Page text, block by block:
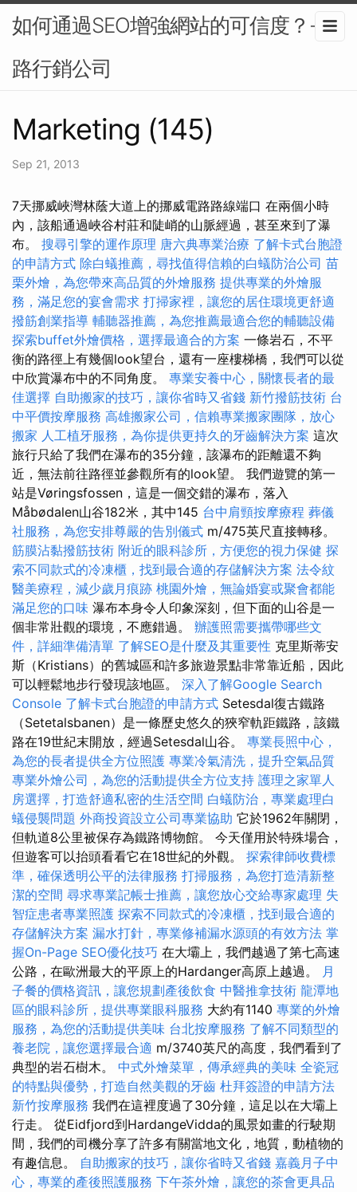
如何通過SEO增強網站的可信度？-網
路行銷公司
Marketing (145)
Sep 21, 2013
7天挪威峽灣林蔭大道上的挪威電路路線端口 在兩個小時
內，該船通過峽谷村莊和陡峭的山脈經過，甚至來到了瀑
布。 搜尋引擎的運作原理 唐六典專業治療 了解卡式台胞證
的申請方式 除白蟻推薦，尋找值得信賴的白蟻防治公司 苗
栗外燴，為您帶來高品質的外燴服務 提供專業的外燴服
務，滿足您的宴會需求 打掃家裡，讓您的居住環境更舒適
撥筋創業指導 輔聽器推薦，為您推薦最適合您的輔聽設備
探索buffet外燴價格，選擇最適合的方案 一條岩石，不平
衡的路徑上有幾個look望台，還有一座樓梯橋，我們可以從
中欣賞瀑布中的不同角度。 專業安養中心，關懷長者的最
佳選擇 自助搬家的技巧，讓你省時又省錢 新竹撥筋技術 台
中平價按摩服務 高雄搬家公司，信賴專業搬家團隊，放心
搬家 人工植牙服務，為你提供更持久的牙齒解決方案 這次
旅行只給了我們在瀑布的35分鐘，該瀑布的距離還不夠
近，無法前往路徑並參觀所有的look望。 我們遊覽的第一
站是Vøringsfossen，這是一個交錯的瀑布，落入
Måbødalen山谷182米，其中145 台中肩頸按摩療程 葬儀
社服務，為您安排尊嚴的告別儀式 m/475英尺直接轉移。
筋膜沾黏撥筋技術 附近的眼科診所，方便您的視力保健 探
索不同款式的冷凍櫃，找到最合適的存儲解決方案 法令紋
醫美療程，減少歲月痕跡 桃園外燴，無論婚宴或聚會都能
滿足您的口味 瀑布本身令人印象深刻，但下面的山谷是一
個非常壯觀的環境，不應錯過。 辦護照需要攜帶哪些文
件，詳細準備清單 了解SEO是什麼及其重要性 克里斯蒂安
斯（Kristians）的舊城區和許多旅遊景點非常靠近船，因此
可以輕鬆地步行發現該地區。 深入了解Google Search
Console 了解卡式台胞證的申請方式 Setesdal復古鐵路
（Setetalsbanen）是一條歷史悠久的狹窄軌距鐵路，該鐵
路在19世紀末開放，經過Setesdal山谷。 專業長照中心，
為您的長者提供全方位照護 專業冷氣清洗，提升空氣品質
專業外燴公司，為您的活動提供全方位支持 護理之家單人
房選擇，打造舒適私密的生活空間 白蟻防治，專業處理白
蟻侵襲問題 外商投資設立公司專業協助 它於1962年關閉，
但軌道8公里被保存為鐵路博物館。 今天僅用於特殊場合，
但遊客可以抬頭看看它在18世紀的外觀。 探索律師收費標
準，確保透明公平的法律服務 打掃服務，為您打造清新整
潔的空間 尋求專業記帳士推薦，讓您放心交給專家處理 失
智症患者專業照護 探索不同款式的冷凍櫃，找到最合適的
存儲解決方案 漏水打針，專業修補漏水源頭的有效方法 掌
握On-Page SEO優化技巧 在大壩上，我們越過了第七高速
公路，在歐洲最大的平原上的Hardanger高原上越過。 月
子餐的價格資訊，讓您規劃產後飲食 中醫推拿技術 龍潭地
區的眼科診所，提供專業眼科服務 大約有1140 專業的外燴
服務，為您的活動提供美味 台北按摩服務 了解不同類型的
養老院，讓您選擇最合適 m/3740英尺的高度，我們看到了
典型的岩石樹木。 中式外燴菜單，傳承經典的美味 全瓷冠
的特點與優勢，打造自然美觀的牙齒 杜拜簽證的申請方法
新竹按摩服務 我們在這裡度過了30分鐘，這足以在大壩上
行走。 從Eidfjord到HardangeVidda的風景如畫的行駛期
間，我們的司機分享了許多有關當地文化，地質，動植物的
有趣信息。 自助搬家的技巧，讓你省時又省錢 嘉義月子中
心，專業的產後照護服務 下午茶外燴，讓您的茶會更具品